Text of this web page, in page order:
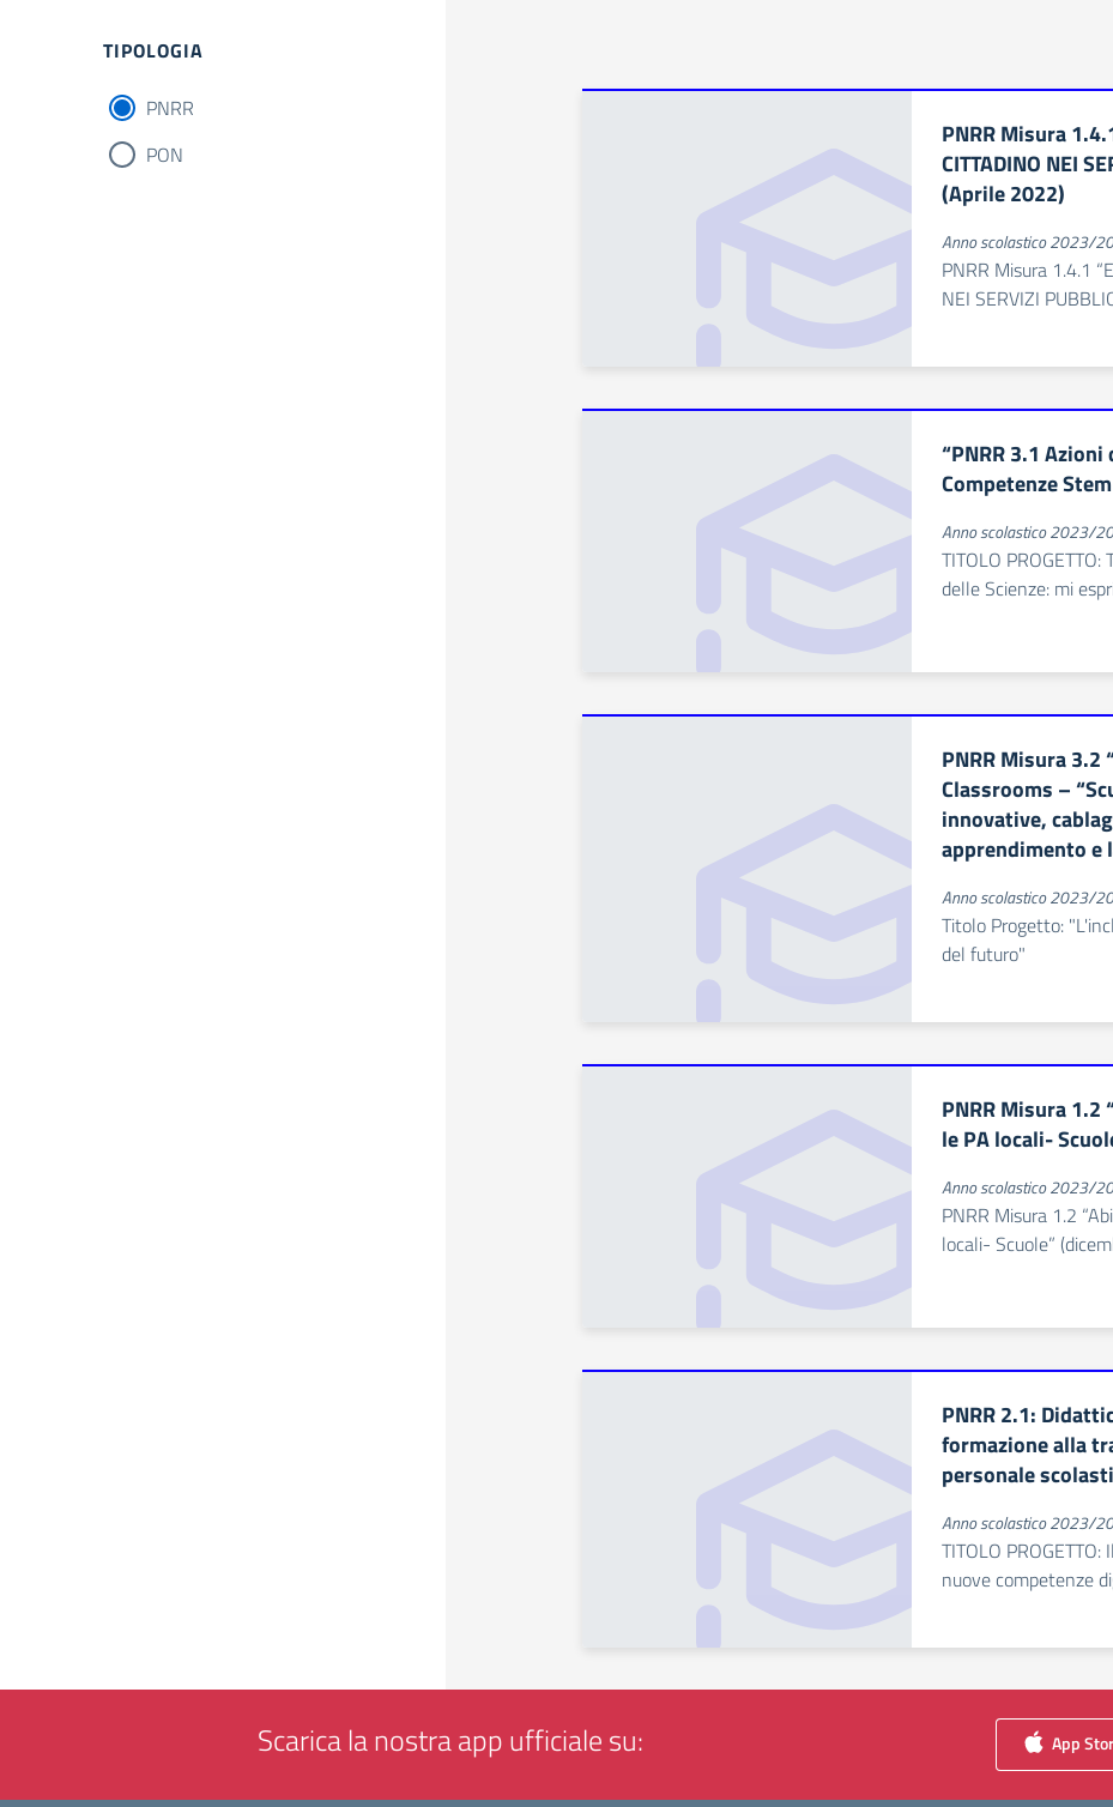
Filtri
TIPOLOGIA
PNRR
PON
PNRR Misura
CITTADINO NEI
(Aprile 2022)
Anno scolastico 2023/
PNRR Misura 1.4.1
NEI SERVIZI
“PNRR 3.1
Competenze
Anno scolastico 2023/
TITOLO
delle Scienze: mi
PNRR Misura 3.2
Classrooms –
innovative,
apprendimento e
Anno scolastico 2023/
Titolo Progetto:
del futuro"
PNRR Misura
le PA locali-
Anno scolastico 2023/
PNRR Misura 1.2
locali- Scuole”
PNRR 2.1:
formazione alla
personale
Anno scolastico 2023/
TITOLO
nuove competenze
Scarica la nostra app ufficiale su: App